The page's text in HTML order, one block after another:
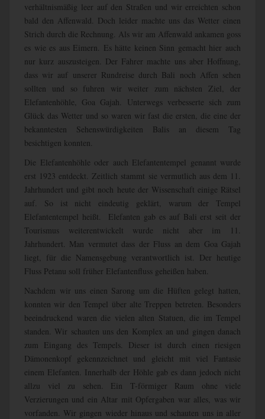
verhältnismäßig leer auf den Straßen und wir erreichten schon
bald den Affenwald. Doch leider machte uns das Wetter einen
Strich durch die Rechnung. Als wir am Affenwald ankamen goss
es wie es aus Eimern. Es hätte keinen Sinn gemacht hier auch
nur kurz auszusteigen. Der Fahrer machte uns aber Hoffnung,
dass wir auf unserer Rundreise durch Bali noch Affen sehen
sollten und so fuhren wir weiter zum nächsten Ziel, der
Elefantenhöhle, Goa Gajah. Unterwegs verbesserte sich zum
Glück das Wetter und so waren wir fast die ersten, die eine der
bekanntesten Sehenswürdigkeiten Balis an diesem Tag
besichtigen konnten.
Die Elefantenhöhle oder auch Elefantentempel genannt wurde
erst 1923 entdeckt. Zeitlich stammt sie vermutlich aus dem 11.
Jahrhundert und gibt noch heute der Wissenschaft einige Rätsel
auf. So ist nicht eindeutig geklärt, warum der Tempel
Elefantentempel heißt. Elefanten gab es auf Bali erst seit der
Tourismus weiterentwickelt wurde nicht aber im 11.
Jahrhundert. Man vermutet dass der Fluss an dem Goa Gajah
liegt, für die Namensgebung verantwortlich ist. Der heutige
Fluss Petanu soll früher Elefantenfluss geheißen haben.
Nachdem wir uns einen Sarong um die Hüften gelegt hatten,
konnten wir den Tempel über alte Treppen betreten. Besonders
beeindruckend waren die vielen alten Statuen, die im Tempel
standen. Wir schauten uns den Komplex an und gingen danach
zum Eingang des Tempels. Dieser ist durch einen riesigen
Dämonenkopf gekennzeichnet und gleicht mit viel Fantasie
einem Elefanten. Innerhalb der Höhle gab es dann jedoch nicht
allzu viel zu sehen. Ein T-förmiger Raum ohne viele
Verzierungen und ein Altar mit Opfergaben war alles, was wir
vorfanden. Wir gingen wieder hinaus und schauten uns in aller